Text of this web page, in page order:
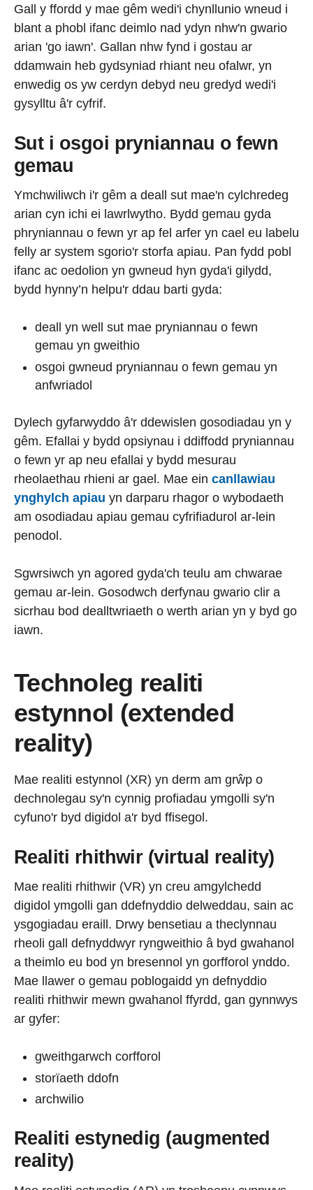
Gall y ffordd y mae gêm wedi'i chynllunio wneud i
blant a phobl ifanc deimlo nad ydyn nhw'n gwario
arian 'go iawn'. Gallan nhw fynd i gostau ar
ddamwain heb gydsyniad rhiant neu ofalwr, yn
enwedig os yw cerdyn debyd neu gredyd wedi'i
gysylltu â'r cyfrif.
Sut i osgoi pryniannau o fewn
gemau
Ymchwiliwch i'r gêm a deall sut mae'n cylchredeg
arian cyn ichi ei lawrlwytho. Bydd gemau gyda
phryniannau o fewn yr ap fel arfer yn cael eu labelu
felly ar system sgorio'r storfa apiau. Pan fydd pobl
ifanc ac oedolion yn gwneud hyn gyda'i gilydd,
bydd hynny’n helpu'r ddau barti gyda:
deall yn well sut mae pryniannau o fewn
gemau yn gweithio
osgoi gwneud pryniannau o fewn gemau yn
anfwriadol
Dylech gyfarwyddo â'r ddewislen gosodiadau yn y
gêm. Efallai y bydd opsiynau i ddiffodd pryniannau
o fewn yr ap neu efallai y bydd mesurau
rheolaethau rhieni ar gael. Mae ein canllawiau
ynghylch apiau yn darparu rhagor o wybodaeth
am osodiadau apiau gemau cyfrifiadurol ar-lein
penodol.
Sgwrsiwch yn agored gyda'ch teulu am chwarae
gemau ar-lein. Gosodwch derfynau gwario clir a
sicrhau bod dealltwriaeth o werth arian yn y byd go
iawn.
Technoleg realiti
estynnol (extended
reality)
Mae realiti estynnol (XR) yn derm am grŵp o
dechnolegau sy'n cynnig profiadau ymgolli sy'n
cyfuno'r byd digidol a'r byd ffisegol.
Realiti rhithwir (virtual reality)
Mae realiti rhithwir (VR) yn creu amgylchedd
digidol ymgolli gan ddefnyddio delweddau, sain ac
ysgogiadau eraill. Drwy bensetiau a theclynnau
rheoli gall defnyddwyr ryngweithio â byd gwahanol
a theimlo eu bod yn bresennol yn gorfforol ynddo.
Mae llawer o gemau poblogaidd yn defnyddio
realiti rhithwir mewn gwahanol ffyrdd, gan gynnwys
ar gyfer:
gweithgarwch corfforol
storïaeth ddofn
archwilio
Realiti estynedig (augmented
reality)